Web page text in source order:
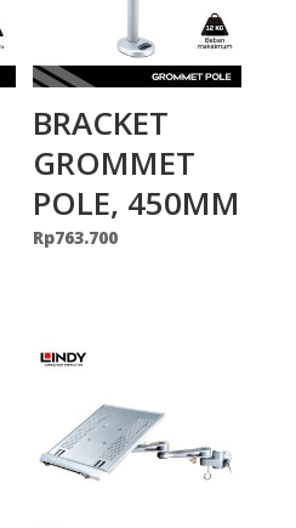
BRACKET
GROMMET
POLE, 450MM
Rp763.700